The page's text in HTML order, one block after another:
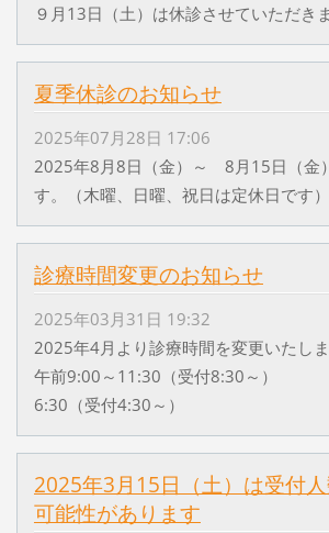
９月13日（土）は休診させていただきま
夏季休診のお知らせ
2025年07月28日 17:06
2025年8月8日（金）～ 8月15日（金
す。（木曜、日曜、祝日は定休日です）
診療時間変更のお知らせ
2025年03月31日 19:32
2025年4月より診療時間を変更いたし
午前9:00～11:30（受付8:30～
6:30（受付4:30～）
2025年3月15日（土）は受付
可能性があります